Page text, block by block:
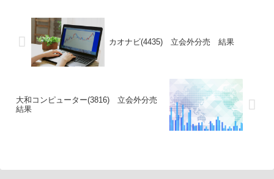
カオナビ(4435) 立会外分売 結果
大和コンピューター(3816) 立会外分売
結果